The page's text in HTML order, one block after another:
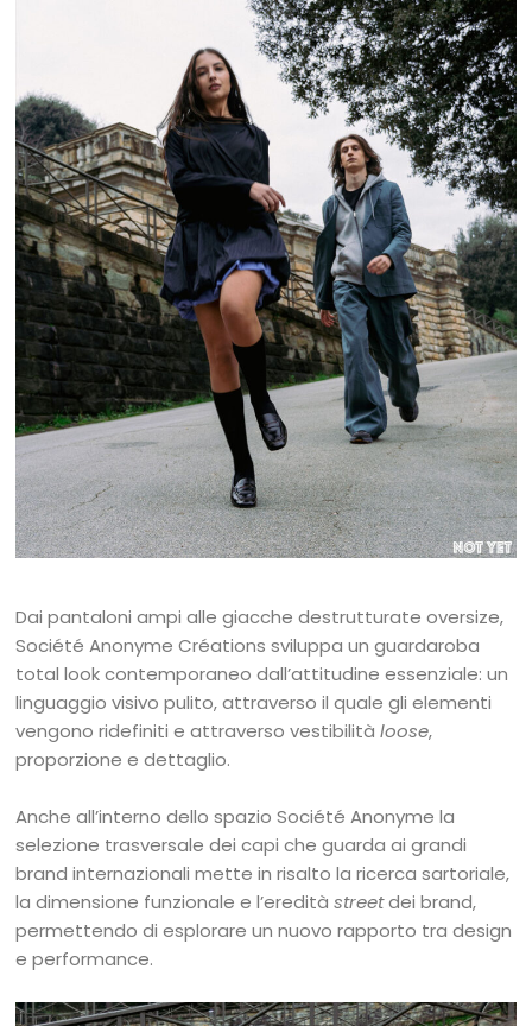
Dai pantaloni ampi alle giacche destrutturate oversize,
Société Anonyme Créations sviluppa un guardaroba
total look contemporaneo dall’attitudine essenziale: un
linguaggio visivo pulito, attraverso il quale gli elementi
vengono ridefiniti e attraverso vestibilitàloose,
proporzione e dettaglio.
Anche all’interno dello spazio Société Anonyme la
selezione trasversale dei capi che guarda ai grandi
brand internazionali mette in risalto la ricerca sartoriale,
la dimensione funzionale e l’ereditàstreetdei brand,
permettendo di esplorare un nuovo rapporto tra design
e performance.